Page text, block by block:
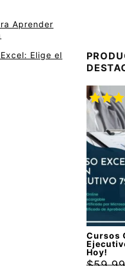
Aprender
Elige el
Cursos
Hoy!
con
5